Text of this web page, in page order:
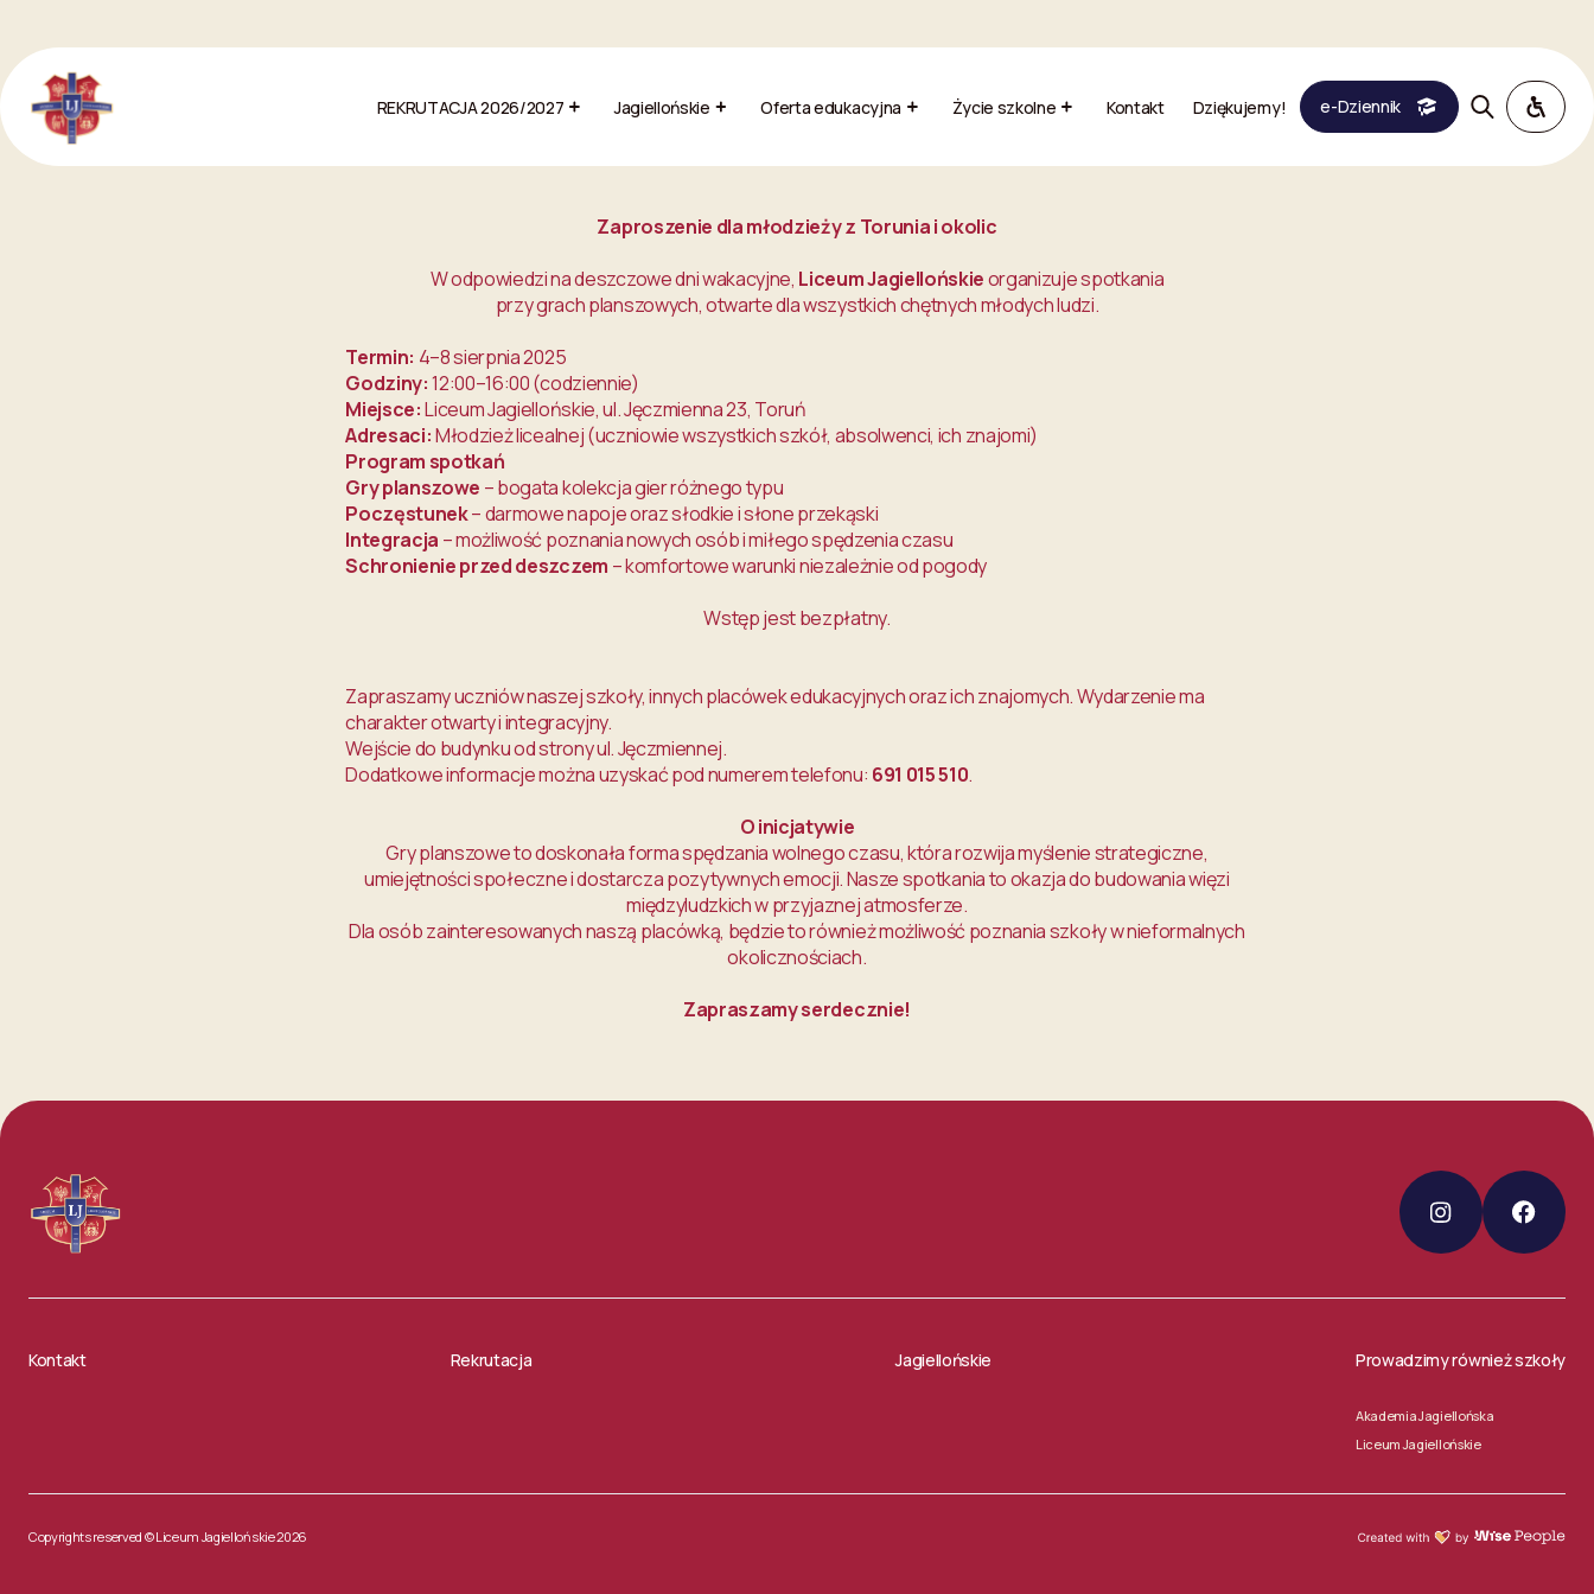
REKRUTACJA 2026/2027 Jagiellońskie Oferta edukacyjna Życie szkolne Kontakt Dziękujemy! e-Dziennik
Zaproszenie dla młodzieży z Torunia i okolic
W odpowiedzi na deszczowe dni wakacyjne, Liceum Jagiellońskieorganizuje spotkania
przy grach planszowych, otwarte dla wszystkich chętnych młodych ludzi.
Termin: 4–8 sierpnia 2025
Godziny:12:00–16:00 (codziennie)
Miejsce:Liceum Jagiellońskie, ul. Jęczmienna 23, Toruń
Adresaci:Młodzież licealnej (uczniowie wszystkich szkół, absolwenci, ich znajomi)
Program spotkań
Gry planszowe – bogata kolekcja gier różnego typu
Poczęstunek– darmowe napoje oraz słodkie i słone przekąski
Integracja – możliwość poznania nowych osób i miłego spędzenia czasu
Schronienie przed deszczem – komfortowe warunki niezależnie od pogody
Wstęp jest bezpłatny.
Zapraszamy uczniów naszej szkoły, innych placówek edukacyjnych oraz ich znajomych. Wydarzenie ma
charakter otwarty i integracyjny.
Wejście do budynku od strony ul. Jęczmiennej.
Dodatkowe informacje można uzyskać pod numerem telefonu: 691 015 510.
O inicjatywie
Gry planszowe to doskonała forma spędzania wolnego czasu, która rozwija myślenie strategiczne,
umiejętności społeczne i dostarcza pozytywnych emocji. Nasze spotkania to okazja do budowania więzi
międzyludzkich w przyjaznej atmosferze.
Dla osób zainteresowanych naszą placówką, będzie to również możliwość poznania szkoły w nieformalnych
okolicznościach.
Zapraszamy serdecznie!
Kontakt Rekrutacja Jagiellońskie Prowadzimy również szkoły
Akademia Jagiellońska
Liceum Jagiellońskie
Copyrights reserved © Liceum Jagiellońskie 2026